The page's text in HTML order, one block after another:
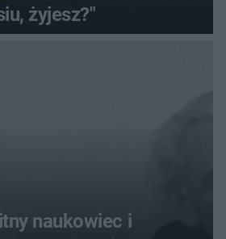
żyjesz?"
naukowiec i